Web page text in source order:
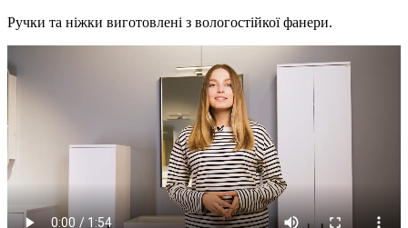
Ручки та ніжки виготовлені з вологостійкої фанери.